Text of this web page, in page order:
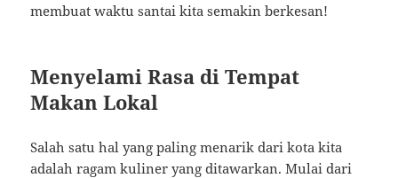
membuat waktu santai kita semakin berkesan!
Menyelami Rasa di Tempat
Makan Lokal
Salah satu hal yang paling menarik dari kota kita
adalah ragam kuliner yang ditawarkan. Mulai dari